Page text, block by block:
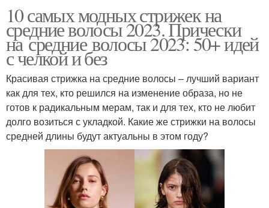
10 самых модных стрижек на
средние волосы 2023. Прически
на средние волосы 2023: 50+ идей
с челкой и без
Красивая стрижка на средние волосы – лучший вариант
как для тех, кто решился на изменение образа, но не
готов к радикальным мерам, так и для тех, кто не любит
долго возиться с укладкой. Какие же стрижки на волосы
средней длины будут актуальны в этом году?